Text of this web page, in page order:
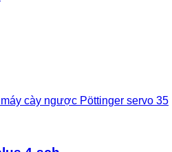
máy cày ngược Pöttinger servo 35